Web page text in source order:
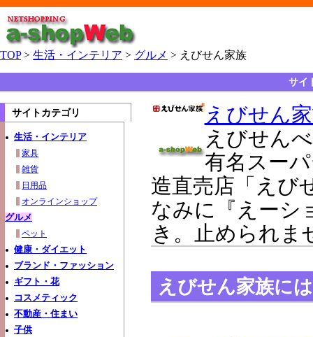
TOP> 生活・インテリア > グルメ > えびせん家族
サイ
サイトカテゴリ
生活・インテリア
家具
雑貨
日用品
オンラインショップ
グルメ
ペット
健康・ダイエット
ブランド・ファッション
ギフト・花
コスメティック
不動産・住まい
子供
えびせん
えびせん
有名スー
造直売店「えび
なみに『えーシ
き。止められま
えびせん家族に